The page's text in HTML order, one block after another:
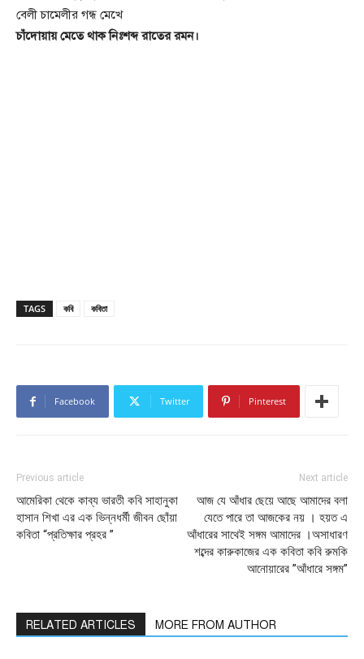
বেলী চামেলীর গন্ধ মেখে
চাঁদোয়ায় মেতে থাক নিঃশব্দ রাতের রমন।
TAGS কবি কবিতা
Facebook Twitter Pinterest
Previous article
আমেরিকা থেকে কাব্য ভারতী কবি সাহানুকা
হাসান শিখা এর এক ভিন্নধর্মী জীবন ছোঁয়া
কবিতা “প্রতিক্ষার প্রহর ”
Next article
আজ যে আঁধার ছেয়ে আছে আমাদের বলা
যেতে পারে তা আজকের নয় । হয়ত এ
আঁধারের সাথেই সঙ্গম আমাদের ।অসাধারণ
শব্দের কারুকাজের এক কবিতা কবি রুমকি
আনোয়ারের ”আঁধারে সঙ্গম”
RELATED ARTICLES MORE FROM AUTHOR